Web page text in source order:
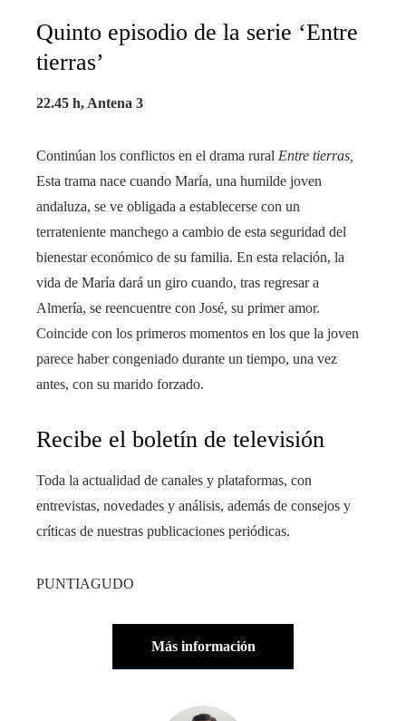
Quinto episodio de la serie ‘Entre
tierras’
22.45 h, Antena 3
Continúan los conflictos en el drama rural Entre tierras,
Esta trama nace cuando María, una humilde joven
andaluza, se ve obligada a establecerse con un
terrateniente manchego a cambio de esta seguridad del
bienestar económico de su familia. En esta relación, la
vida de María dará un giro cuando, tras regresar a
Almería, se reencuentre con José, su primer amor.
Coincide con los primeros momentos en los que la joven
parece haber congeniado durante un tiempo, una vez
antes, con su marido forzado.
Recibe el boletín de televisión
Toda la actualidad de canales y plataformas, con
entrevistas, novedades y análisis, además de consejos y
críticas de nuestras publicaciones periódicas.
PUNTIAGUDO
Más información